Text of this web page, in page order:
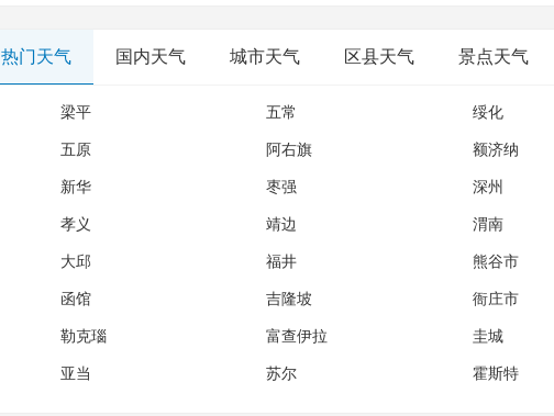
热门天气 国内天气 城市天气 区县天气 景点天气
梁平 五常 绥化
五原 阿右旗 额济纳
新华 枣强 深州
孝义 靖边 渭南
大邱 福井 熊谷市
函馆 吉隆坡 衙庄市
勒克瑙 富查伊拉 圭城
亚当 苏尔 霍斯特